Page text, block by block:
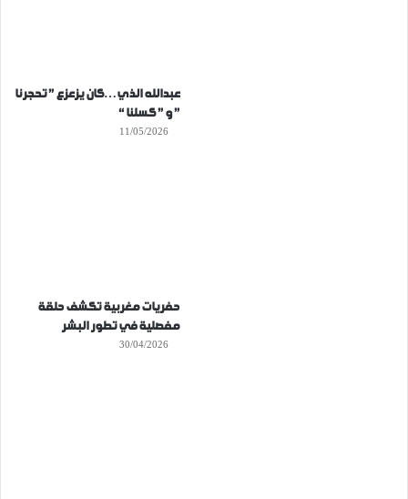
عبدالله الذي…كان يزعزع ” تحجرنا
” و ” كسلنا “
11/05/2026
حفريات مغربية تكشف حلقة
مفصلية في تطور البشر
30/04/2026